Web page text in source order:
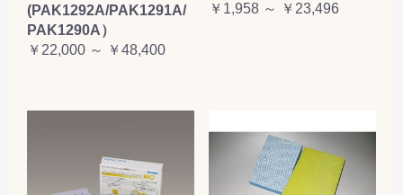
(PAK1292A/PAK1291A/
PAK1290A）
￥22,000 ～ ￥48,400
￥1,958 ～ ￥23,496